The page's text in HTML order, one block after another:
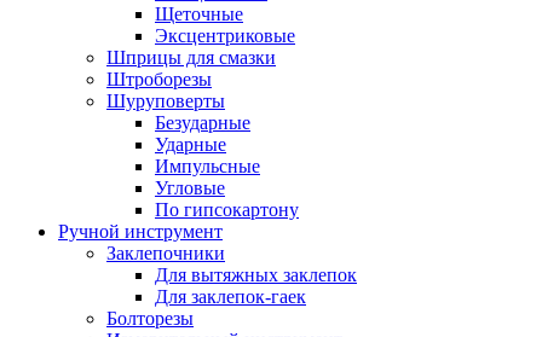
Щеточные
Эксцентриковые
Шприцы для смазки
Штроборезы
Шуруповерты
Безударные
Ударные
Импульсные
Угловые
По гипсокартону
Ручной инструмент
Заклепочники
Для вытяжных заклепок
Для заклепок-гаек
Болторезы